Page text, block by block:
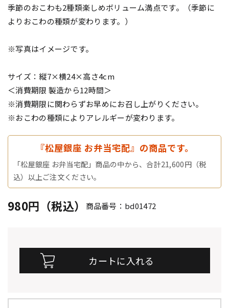
季節のおこわも2種類楽しめボリューム満点です。（季節に
よりおこわの種類が変わります。）
※写真はイメージです。
サイズ：縦7×横24×高さ4cm
＜消費期限 製造から12時間＞
※消費期限に関わらずお早めにお召し上がりください。
※おこわの種類によりアレルギーが変わります。
『松屋銀座 お弁当宅配』の商品です。
「松屋銀座 お弁当宅配」商品の中から、合計21,600円（税
込）以上ご注文ください。
980円（税込） 商品番号：bd01472